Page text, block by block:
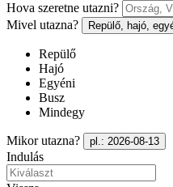
Hova szeretne utazni?
Mivel utazna?
Repülő, hajó,
Repülő
Hajó
Egyéni
Busz
Mindegy
Mikor utazna? pl.: 2026-08-13
Indulás